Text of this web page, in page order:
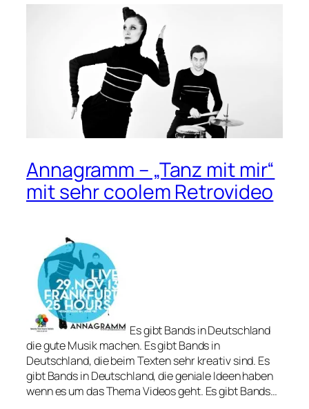
Annagramm – „Tanz mit mir“
mit sehr coolem Retrovideo
Es gibt Bands in Deutschland
die gute Musik machen. Es gibt Bands in
Deutschland, die beim Texten sehr kreativ sind. Es
gibt Bands in Deutschland, die geniale Ideen haben
wenn es um das Thema Videos geht. Es gibt Bands…